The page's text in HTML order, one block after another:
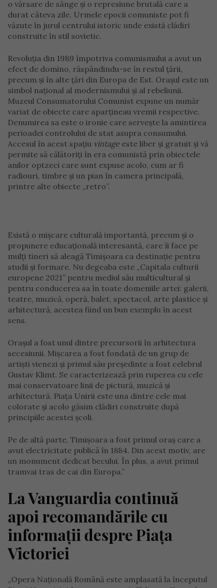
o vărsare de sânge și o represiune brutală care a
durat câteva zile. Urmele epocii comuniste pot fi
văzute în jurul centrului istoric unde există clădiri
construite în stil sovietic.
Revoluția din 1989 împotriva comunismului a avut un
efect de domino, răspândindu-se în restul țării,
precum și în alte țări din Europa de Est. Orașul este un
simbol național al modernismului și al rebeliunii.
Muzeul Consumatorului Comunist expune un număr
variat de obiecte care aparțineau vremii respective.
Denumirea sa este o ironie care servește la amintirea
perioadei controlului de stat asupra consumului.
Accesul în acest spațiu vintage este liber și gratuit și vă
permite să călătoriți în era comunistă prin obiectele
anilor optzeci care sunt expuse acolo, cum ar fi
radiouri, timbre și un pian în camera principală,
printre alte obiecte „retro”.
Există o mișcare culturală importantă, precum și o
propunere educațională interesantă, care îi face pe
mulți tineri să aleagă Timișoara ca destinație pentru
studii și formare. Nu degeaba este „Capitala culturii
europene 2021” pentru mediul său multicultural și
pentru conducerea sa în toate domeniile artei: galerii,
teatre, muzică, operă, balet, spectacol, arte plastice și
arhitectură, acestea fiind un bun exemplu în acest
sens.
Orașul a fost unul dintre precursorii în arhitectura
secesiunii. Mișcarea a fost fondată de un grup de
artiști vienezi și primul său președinte a fost celebrul
Gustav Klimt. Se caracterizează prin ruperea cu cele
mai conservatoare linii de pictură, muzică și
arhitectură. Piața Unirii este una dintre cele mai
colorate și acolo găsim clădiri construite după
principiile acestei școli.
Pe de altă parte, Timișoara a fost primul oraș care a
avut electricitate publică în 1884. Din acest motiv, are
un monument dedicat becului. În plus, a avut primul
tramvai tras de cai din Europa.”
La Vanguardia continuă
apoi recomandările cu
informații despre Piața
Victoriei
„Opera Națională Română este amplasată la începutul